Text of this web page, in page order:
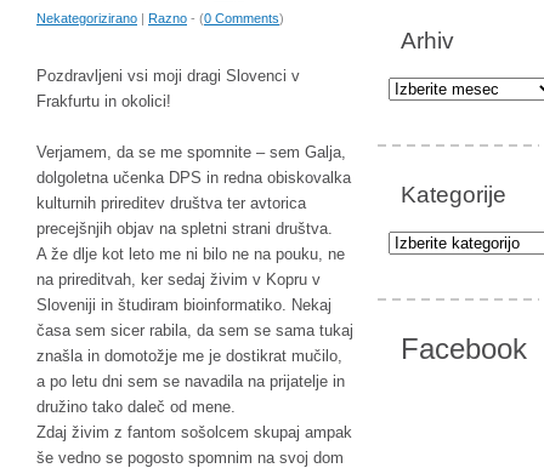
Nekategorizirano | Razno - (0 Comments)
Pozdravljeni vsi moji dragi Slovenci v
Frakfurtu in okolici!
Verjamem, da se me spomnite – sem Galja,
dolgoletna učenka DPS in redna obiskovalka
kulturnih prireditev društva ter avtorica
precejšnjih objav na spletni strani društva.
A že dlje kot leto me ni bilo ne na pouku, ne
na prireditvah, ker sedaj živim v Kopru v
Sloveniji in študiram bioinformatiko. Nekaj
časa sem sicer rabila, da sem se sama tukaj
znašla in domotožje me je dostikrat mučilo,
a po letu dni sem se navadila na prijatelje in
družino tako daleč od mene.
Zdaj živim z fantom sošolcem skupaj ampak
še vedno se pogosto spomnim na svoj dom
Arhiv
Arhiv
Kategorije
Kategorije
Facebook